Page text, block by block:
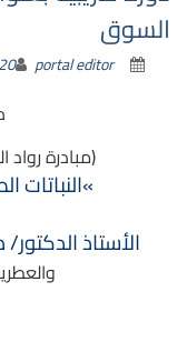
السوق
portal editor
(مبادرة رواد
»النباتات
الأستاذ